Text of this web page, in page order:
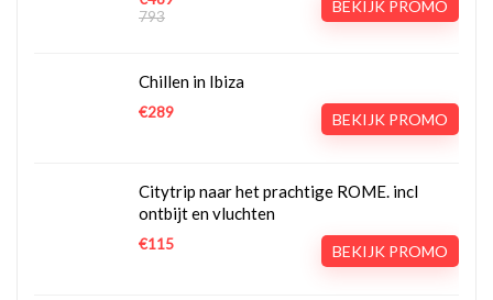
793
BEKIJK PROMO
Chillen in Ibiza
€289 BEKIJK PROMO
Citytrip naar het prachtige ROME. incl
ontbijt en vluchten
€115 BEKIJK PROMO